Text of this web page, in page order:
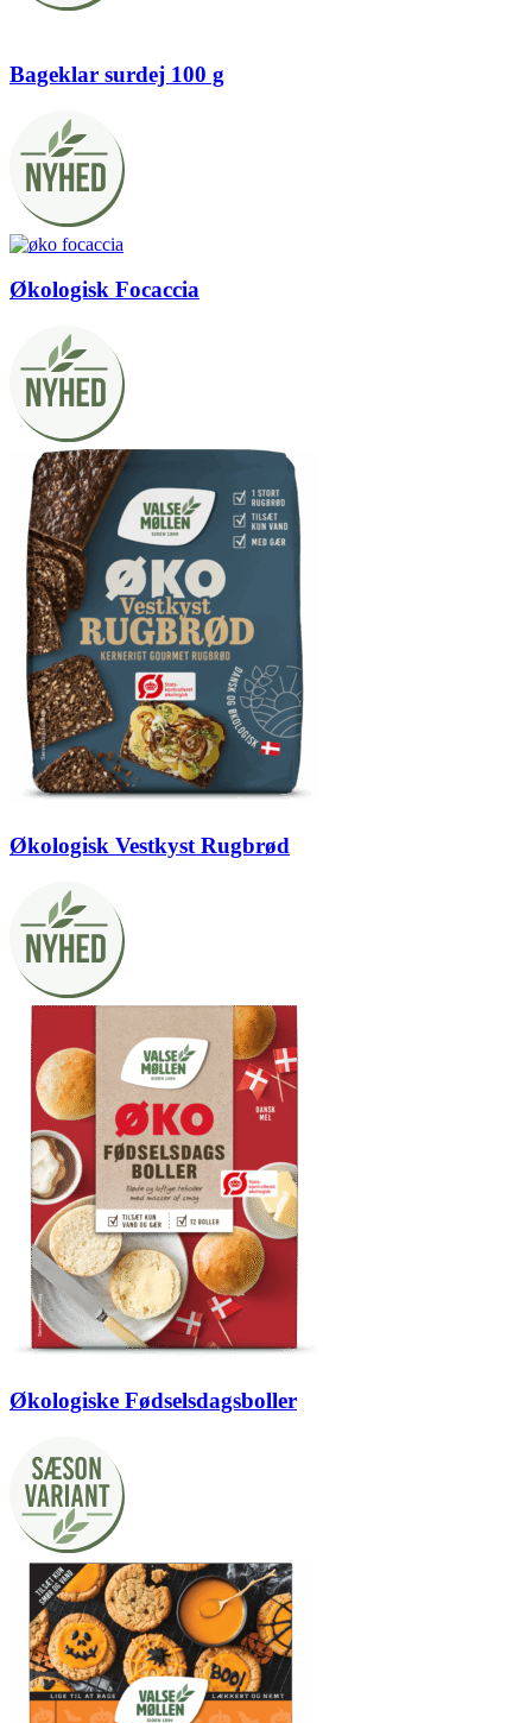
Bageklar surdej 100 g
Økologisk Focaccia
Økologisk Vestkyst Rugbrød
Økologiske Fødselsdagsboller